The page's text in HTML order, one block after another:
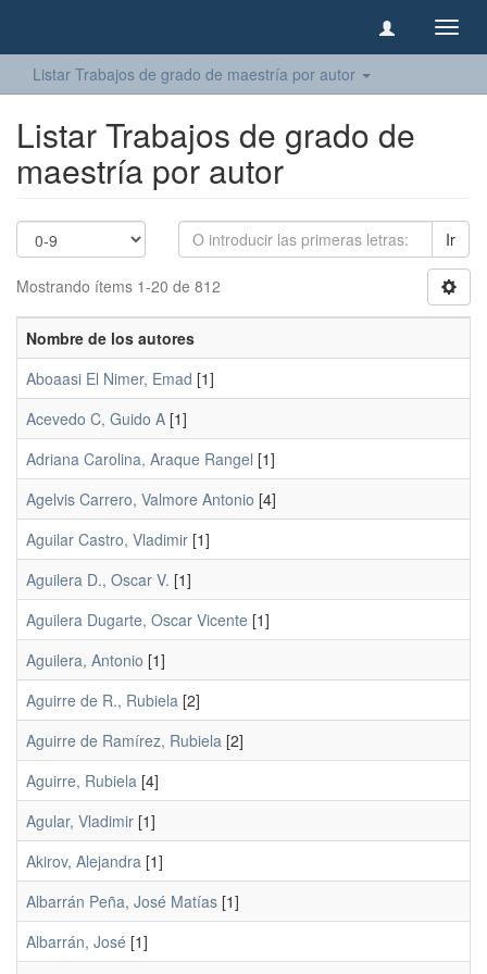
Listar Trabajos de grado de maestría por autor
Listar Trabajos de grado de
maestría por autor
Ir
Mostrando ítems 1-20 de 812
Nombre de los autores
Aboaasi El Nimer, Emad [1]
Acevedo C, Guido A [1]
Adriana Carolina, Araque Rangel [1]
Agelvis Carrero, Valmore Antonio [4]
Aguilar Castro, Vladimir [1]
Aguilera D., Oscar V. [1]
Aguilera Dugarte, Oscar Vicente [1]
Aguilera, Antonio [1]
Aguirre de R., Rubiela [2]
Aguirre de Ramírez, Rubiela [2]
Aguirre, Rubiela [4]
Agular, Vladimir [1]
Akirov, Alejandra [1]
Albarrán Peña, José Matías [1]
Albarrán, José [1]